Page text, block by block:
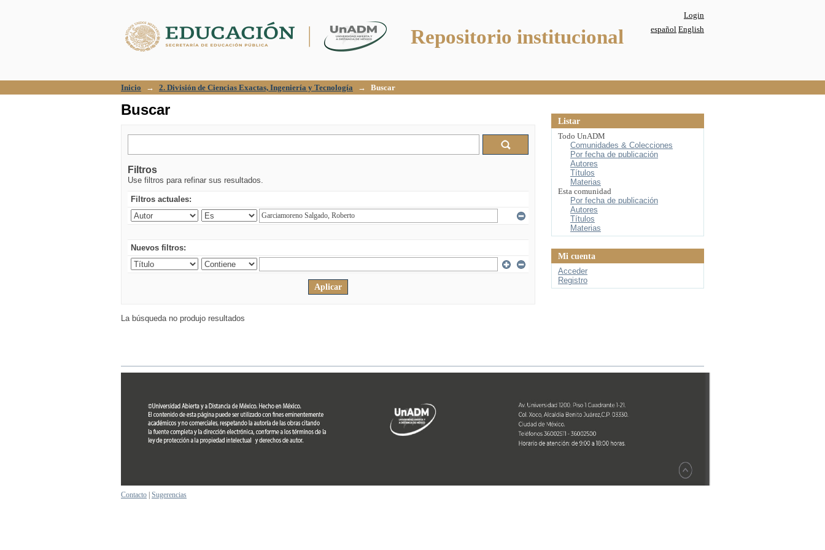
Repositorio institucional
Login
español English
Inicio → 2. División de Ciencias Exactas, Ingeniería y Tecnología → Buscar
Buscar
Filtros
Use filtros para refinar sus resultados.
Filtros actuales:
Nuevos filtros:
La búsqueda no produjo resultados
Listar
Todo UnADM
Comunidades & Colecciones
Por fecha de publicación
Autores
Títulos
Materias
Esta comunidad
Por fecha de publicación
Autores
Títulos
Materias
Mi cuenta
Acceder
Registro
Contacto Sugerencias